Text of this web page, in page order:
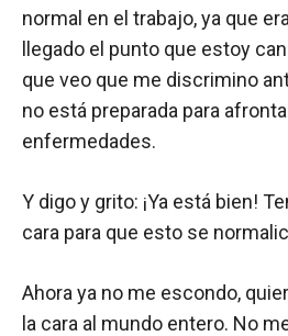
normal en el trabajo, ya que
llegado el punto que estoy
que veo que me discrimino
no está preparada para
enfermedades.
Y digo y grito: ¡Ya está bien!
cara para que esto se
Ahora ya no me escondo,
la cara al mundo entero. No